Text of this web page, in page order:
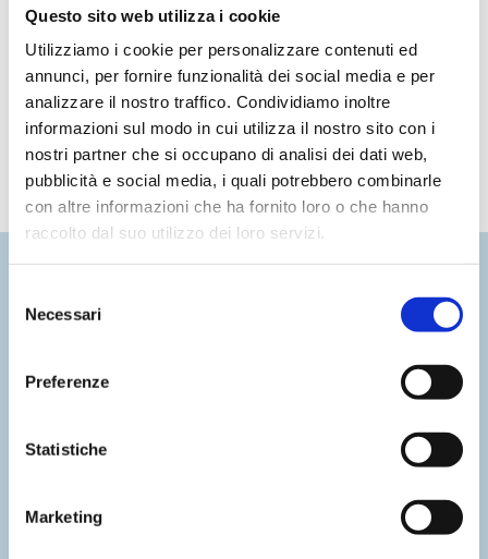
Questo sito web utilizza i cookie
Utilizziamo i cookie per personalizzare contenuti ed
annunci, per fornire funzionalità dei social media e per
analizzare il nostro traffico. Condividiamo inoltre
informazioni sul modo in cui utilizza il nostro sito con i
nostri partner che si occupano di analisi dei dati web,
pubblicità e social media, i quali potrebbero combinarle
con altre informazioni che ha fornito loro o che hanno
raccolto dal suo utilizzo dei loro servizi.
delNecessari
Preferenze
Statistiche
Marketing
Vuoi saperne di più?
Contattaci subito
Notizie Recenti
tecnologia: gestire con